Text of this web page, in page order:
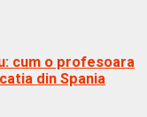
cum o profesoara
din Spania